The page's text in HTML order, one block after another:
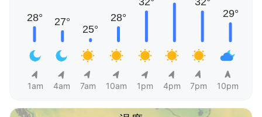
1am 4am 7am 10am 1pm 4pm 7pm 10pm